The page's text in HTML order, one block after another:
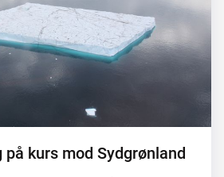
kurs mod Sydgrønland